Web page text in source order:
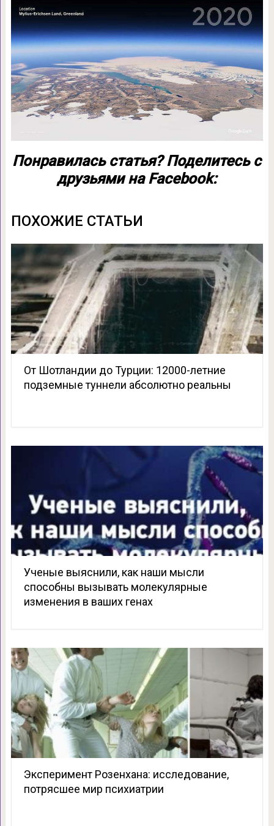
Понравилась статья? Поделитесь с
друзьями на Facebook:
ПОХОЖИЕ СТАТЬИ
От Шотландии до Турции: 12000-летние
подземные туннели абсолютно реальны
Ученые выяснили, как наши мысли
способны вызывать молекулярные
изменения в ваших генах
Эксперимент Розенхана: исследование,
потрясшее мир психиатрии